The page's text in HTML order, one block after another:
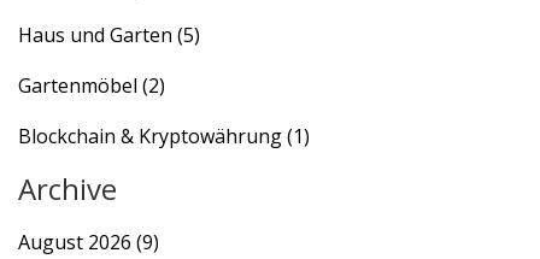
Haus und Garten (5)
Gartenmöbel (2)
Blockchain & Kryptowährung(1)
Archive
August 2026 (9)